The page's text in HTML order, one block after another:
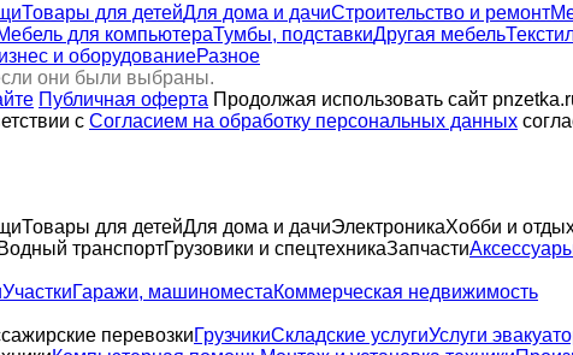
Товары для детейДля дома и дачиСтроительство и ремонт
для компьютераТумбы, подставкиДругая мебель
и оборудованиеРазное
они были выбраны.
Публичная оферта Продолжая использовать сайт
с Согласием на обработку персональных данных
Товары для детейДля дома и дачиЭлектроникаХобби и
Водный транспортГрузовики и спецтехникаЗапчасти
УчасткиГаражи, машиноместаКоммерческая недвижимость
перевозкиГрузчикиСкладские услугиУслуги